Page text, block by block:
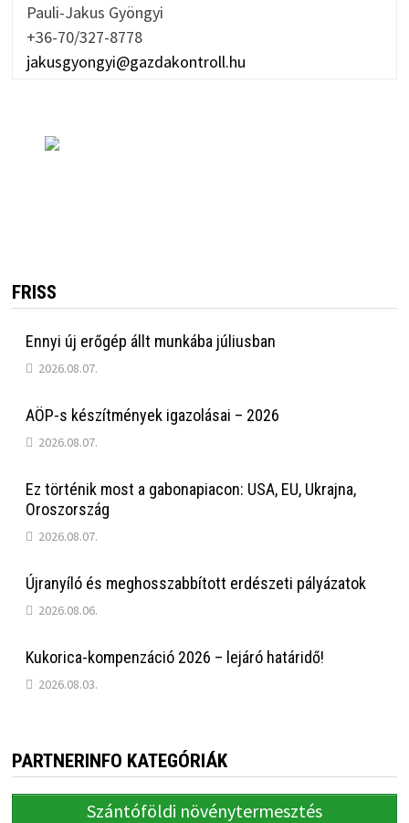
Pauli-Jakus Gyöngyi
+36-70/327-8778
jakusgyongyi@gazdakontroll.hu
FRISS
Ennyi új erőgép állt munkába júliusban
2026.08.07.
AÖP-s készítmények igazolásai – 2026
2026.08.07.
Ez történik most a gabonapiacon: USA, EU, Ukrajna,
Oroszország
2026.08.07.
Újranyíló és meghosszabbított erdészeti pályázatok
2026.08.06.
Kukorica-kompenzáció 2026 – lejáró határidő!
2026.08.03.
PARTNERINFO KATEGÓRIÁK
Szántóföldi növénytermesztés